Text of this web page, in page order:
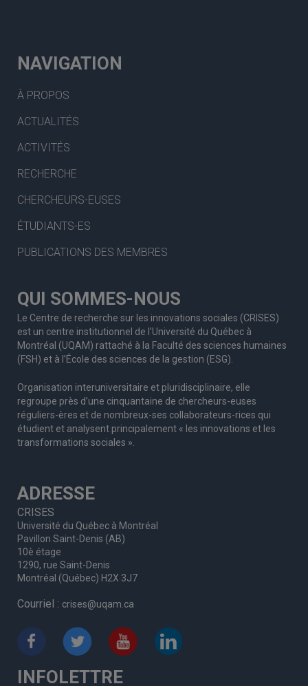
NAVIGATION
À PROPOS
ACTUALITÉS
ACTIVITÉS
RECHERCHE
CHERCHEURS-EUSES
ÉTUDIANTS-ES
PUBLICATIONS DES MEMBRES
QUI SOMMES-NOUS
Le Centre de recherche sur les innovations sociales (CRISES)
est un centre institutionnel de l’Université du Québec à
Montréal (UQAM) rattaché à la Faculté des sciences humaines
(FSH) et à l’École des sciences de la gestion (ESG).
Organisation interuniversitaire et pluridisciplinaire, elle
regroupe près d’une cinquantaine de chercheurs-euses
réguliers-ères et de nombreux-ses collaborateurs-rices qui
étudient et analysent principalement « les innovations et les
transformations sociales ».
ADRESSE
CRISES
Université du Québec à Montréal
Pavillon Saint-Denis (AB)
10è étage
1290, rue Saint-Denis
Montréal (Québec) H2X 3J7
Courriel : crises@uqam.ca
INFOLETTRE